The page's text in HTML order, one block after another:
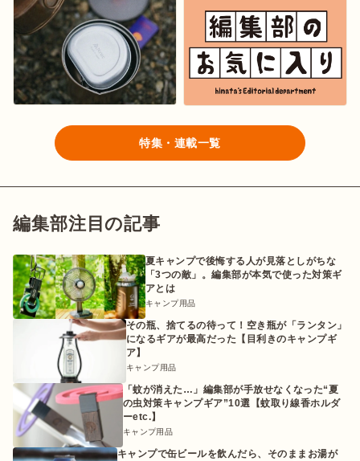
特集・連載一覧
編集部注目の記事
夏キャンプで後悔する人が見落としがちな
「3つの敵」。編集部が本気で使った対策ギ
アとは
キャンプ用品
その瓶、捨てるの待って！空き瓶が「ランタン」
になるギアが最高だった【目利きのキャンプギ
ア】
キャンプ用品
「蚊が消えた…」編集部が手放せなくなった“夏
の虫対策キャンプギア”10選【蚊取り線香ホルダ
ーetc.】
キャンプ用品
キャンプで缶ビールを飲んだら、そのままお湯が